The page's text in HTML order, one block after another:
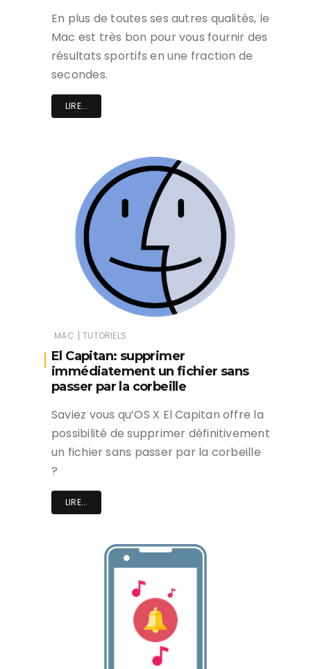
En plus de toutes ses autres qualités, le
Mac est très bon pour vous fournir des
résultats sportifs en une fraction de
secondes.
LIRE...
MAC | TUTORIELS
El Capitan: supprimer
immédiatement un fichier sans
passer par la corbeille
Saviez vous qu’OS X El Capitan offre la
possibilité de supprimer définitivement
un fichier sans passer par la corbeille
?
LIRE...